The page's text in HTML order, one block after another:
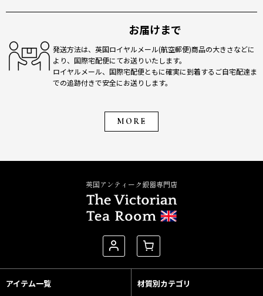
お届けまで
発送方法は、英国ロイヤルメール(航空郵便)商品の大きさなどに
より、国際宅配便にてお送りいたします。
ロイヤルメール、国際宅配便ともに確実に到着するご自宅配達ま
での追跡付きで安全にお送りします。
MORE
英国アンティーク銀器専門店
アイテム一覧 材質別カテゴリ